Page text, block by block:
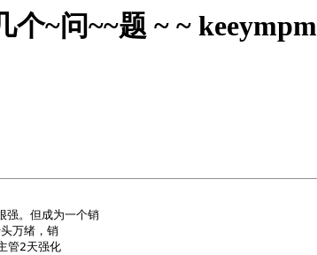
个~问~~题 ~ ~ keeympm
。但成为一个销
万绪，销
管2天强化